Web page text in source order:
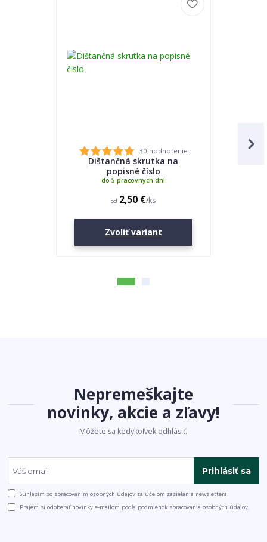
30 hodnotenie
Dištančná skrutka na
popisné číslo
od 2,50 €/ks
do 5 pracovných dní
Zvoliť variant
Nepremeškajte
novinky, akcie a zľavy!
Môžete sa kedykoľvek odhlásiť.
Prihlásiť sa
Súhlasím so spracovaním osobných údajov za účelom zasielania newslettera.
Prajem si odoberať novinky e-mailom podľa podmienok spracovania osobných údajov.